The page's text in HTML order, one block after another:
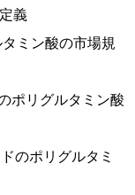
義
ミン酸の市場規
ポリグルタミン酸
のポリグルタミ